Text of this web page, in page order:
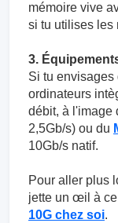
mémoire vive
si tu utilises les
3.
Si tu envisages
ordinateurs
débit, à l'image
2,5Gb/s) ou du
10Gb/s natif.
Pour aller plus
jette un œil à ce
10G chez soi.